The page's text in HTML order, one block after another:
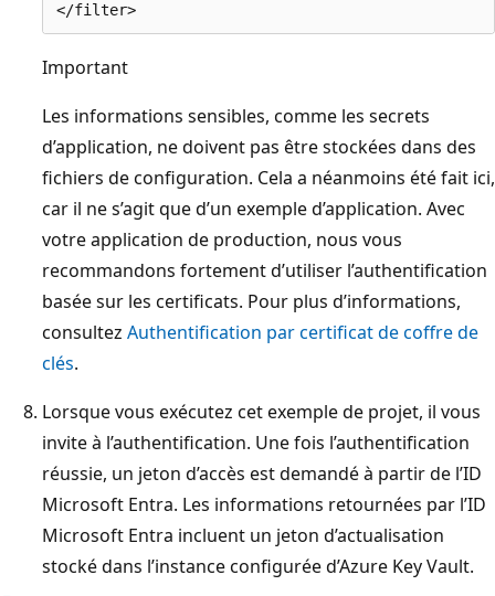
Important
Les informations sensibles, comme les secrets
d’application, ne doivent pas être stockées dans des
fichiers de configuration. Cela a néanmoins été fait ici,
car il ne s’agit que d’un exemple d’application. Avec
votre application de production, nous vous
recommandons fortement d’utiliser l’authentification
basée sur les certificats. Pour plus d’informations,
consultez Authentification par certificat de coffre de
clés.
Lorsque vous exécutez cet exemple de projet, il vous
invite à l’authentification. Une fois l’authentification
réussie, un jeton d’accès est demandé à partir de l’ID
Microsoft Entra. Les informations retournées par l’ID
Microsoft Entra incluent un jeton d’actualisation
stocké dans l’instance configurée d’Azure Key Vault.